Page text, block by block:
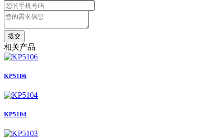
提交
相关产品
KP5106
KP5104